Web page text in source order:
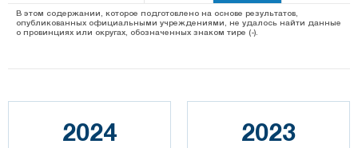
В этом содержании, которое подготовлено на основе результатов,
опубликованных официальными учреждениями, не удалось найти данные
о провинциях или округах, обозначенных знаком тире (-).
2024 2023